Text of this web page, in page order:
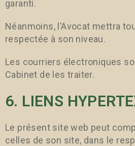
garanti.
Néanmoins, l’Avocat mettra
respectée à son niveau.
Les courriers électroniques
Cabinet de les traiter.
6. LIENS
Le présent site web peut
celles de son site, dans le